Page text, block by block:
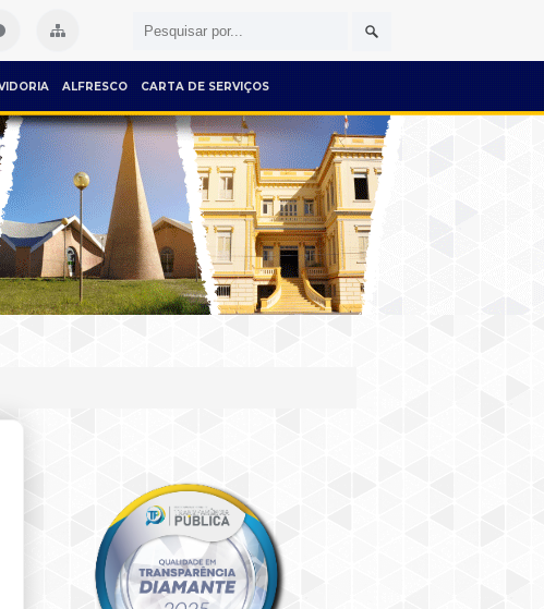
ALFRESCO CARTA DE SERVIÇOS